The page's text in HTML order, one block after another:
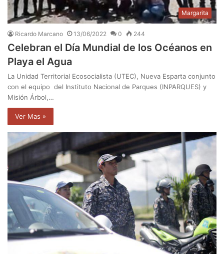
Margarita
Ricardo Marcano 13/06/2022 0 244
Celebran el Día Mundial de los Océanos en
Playa el Agua
La Unidad Territorial Ecosocialista (UTEC), Nueva Esparta conjunto
con el equipo del Instituto Nacional de Parques (INPARQUES) y
Misión Árbol,…
Ver Mas »